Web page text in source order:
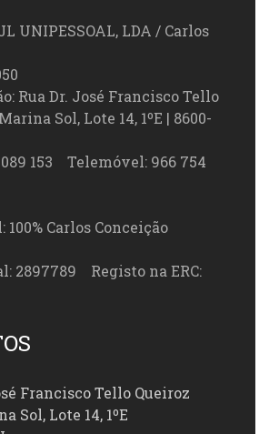
UNIPESSOAL, LDA / Carlos
Rua Dr. José Francisco Tello
Sol, Lote 14, 1ºE | 8600-
153 Telemóvel: 966 754
Carlos Conceição
2897789 Registo na ERC:
Francisco Tello Queiroz
Sol, Lote 14, 1ºE